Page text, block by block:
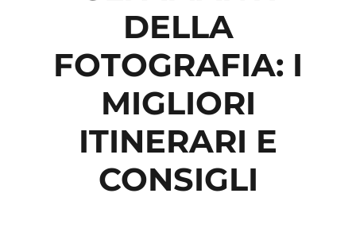
DELLA
FOTOGRAFIA: I
MIGLIORI
ITINERARI E
CONSIGLI